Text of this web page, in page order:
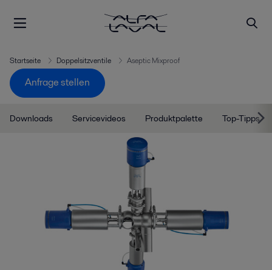
Startseite Doppelsitzventile Aseptic Mixproof
Anfrage stellen
Downloads Servicevideos Produktpalette Top-Tipps